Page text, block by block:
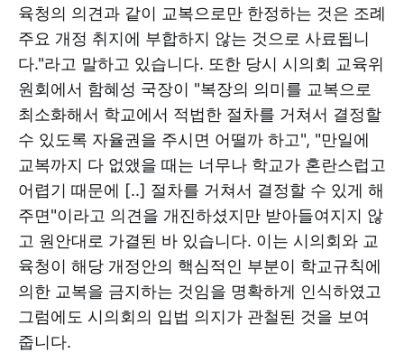
육청의 의견과 같이 교복으로만 한정하는 것은 조례
주요 개정 취지에 부합하지 않는 것으로 사료됩니
다."라고 말하고 있습니다. 또한 당시 시의회 교육위
원회에서 함혜성 국장이 "복장의 의미를 교복으로
최소화해서 학교에서 적법한 절차를 거쳐서 결정할
수 있도록 자율권을 주시면 어떨까 하고", "만일에
교복까지 다 없앴을 때는 너무나 학교가 혼란스럽고
어렵기 때문에 [..] 절차를 거쳐서 결정할 수 있게 해
주면"이라고 의견을 개진하셨지만 받아들여지지 않
고 원안대로 가결된 바 있습니다. 이는 시의회와 교
육청이 해당 개정안의 핵심적인 부분이 학교규칙에
의한 교복을 금지하는 것임을 명확하게 인식하였고
그럼에도 시의회의 입법 의지가 관철된 것을 보여
줍니다.